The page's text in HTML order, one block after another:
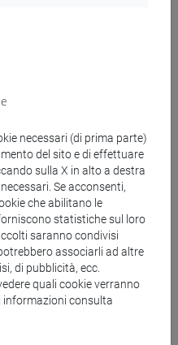
- Laurea
antico e
/storico -
mondializzazione
necessari (di prima parte)
del sito e di effettuare
sulla X in alto a destra
Se acconsenti,
che abilitano le
statistiche sul loro
saranno condivisi
associarli ad altre
di pubblicità, ecc.
quali cookie verranno
informazioni consulta